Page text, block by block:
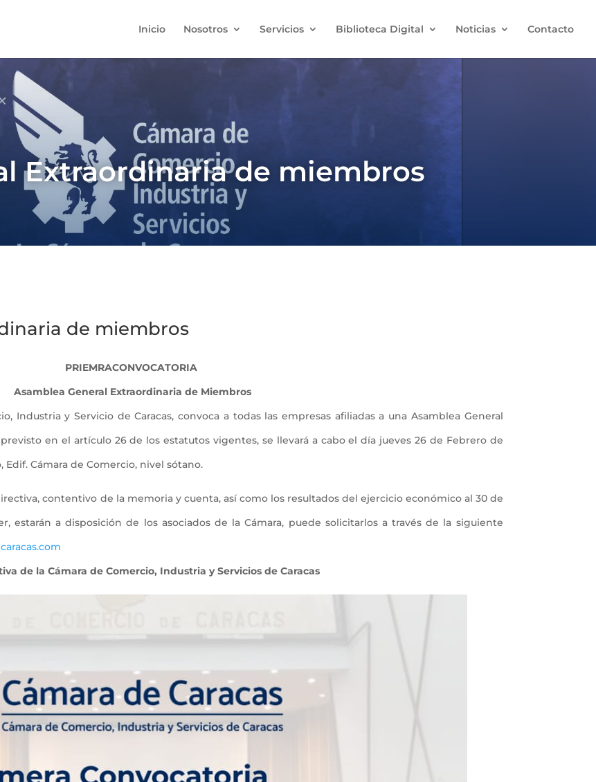
Inicio Nosotros Servicios Biblioteca Digital Noticias Contacto
Extraordinaria de miembros
de miembros
PRIEMRACONVOCATORIA
Asamblea General Extraordinaria de Miembros
y Servicio de Caracas, convoca a todas las empresas afiliadas a una Asamblea General
en el artículo 26 de los estatutos vigentes, se llevará a cabo el día jueves 26 de Febrero de
Edif. Cámara de Comercio, nivel sótano.
contentivo de la memoria y cuenta, así como los resultados del ejercicio económico al 30 de
estarán a disposición de los asociados de la Cámara, puede solicitarlos a través de la siguiente
de la Cámara de Comercio, Industria y Servicios de Caracas